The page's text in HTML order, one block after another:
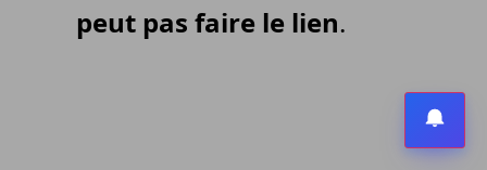
peut pas faire le lien.